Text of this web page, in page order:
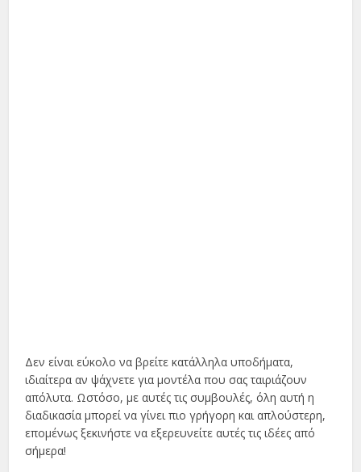
Δεν είναι εύκολο να βρείτε κατάλληλα υποδήματα,
ιδιαίτερα αν ψάχνετε για μοντέλα που σας ταιριάζουν
απόλυτα. Ωστόσο, με αυτές τις συμβουλές, όλη αυτή η
διαδικασία μπορεί να γίνει πιο γρήγορη και απλούστερη,
επομένως ξεκινήστε να εξερευνείτε αυτές τις ιδέες από
σήμερα!